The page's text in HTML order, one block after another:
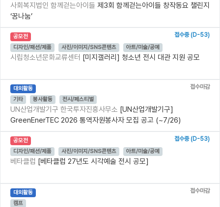
사회복지법인 함께걷는아이들 제3회 함께걷는아이들 창작동요 챌린지
‘꿈나눔’
공모전
접수중 (D-53)
디자인/패션/제품
사진/이미지/SNS콘텐츠 아트/미술/공예
시립청소년문화교류센터 [미지갤러리] 청소년 전시 대관 지원 공모
대외활동
접수마감
기타
봉사활동 전시/페스티벌
UN산업개발기구 한국투자진흥사무소 [UN산업개발기구]
GreenEnerTEC 2026 통역자원봉사자 모집 공고 (~7/26)
공모전
접수중 (D-53)
디자인/패션/제품
사진/이미지/SNS콘텐츠 아트/미술/공예
베타클럽 [베타클럽 27년도 시각예술 전시 공모]
대외활동
접수마감
캠프